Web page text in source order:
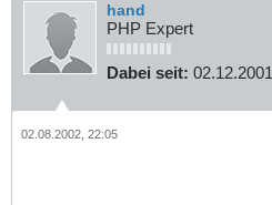
hand
PHP Expert
Dabei seit: 02.12.2001
02.08.2002, 22:05